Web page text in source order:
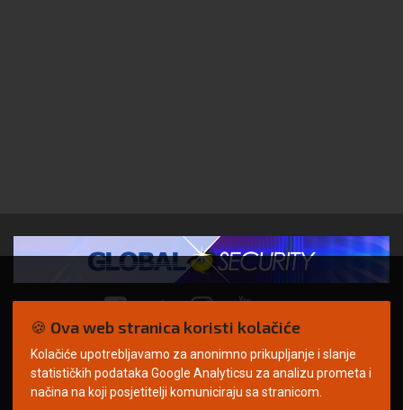
© Copyright 2026. | ARILEO
🍪 Ova web stranica koristi kolačiće
Kolačiće upotrebljavamo za anonimno prikupljanje i slanje
statističkih podataka Google Analyticsu za analizu prometa i
načina na koji posjetitelji komuniciraju sa stranicom.